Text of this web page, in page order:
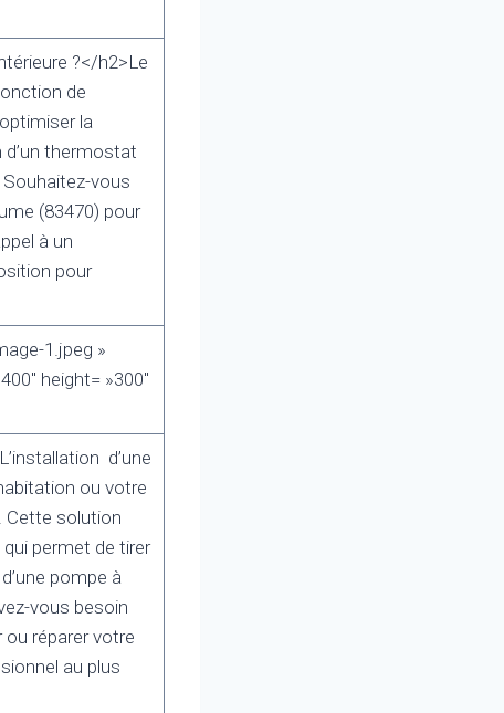
?</h2>Le
de
la
thermostat
vous
(83470) pour
à un
pour
1.jpeg »
height= »300″
d’une
ou votre
Cette solution
permet de tirer
pompe à
vous besoin
réparer votre
au plus